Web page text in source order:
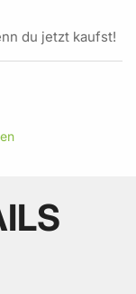
du jetzt kaufst!